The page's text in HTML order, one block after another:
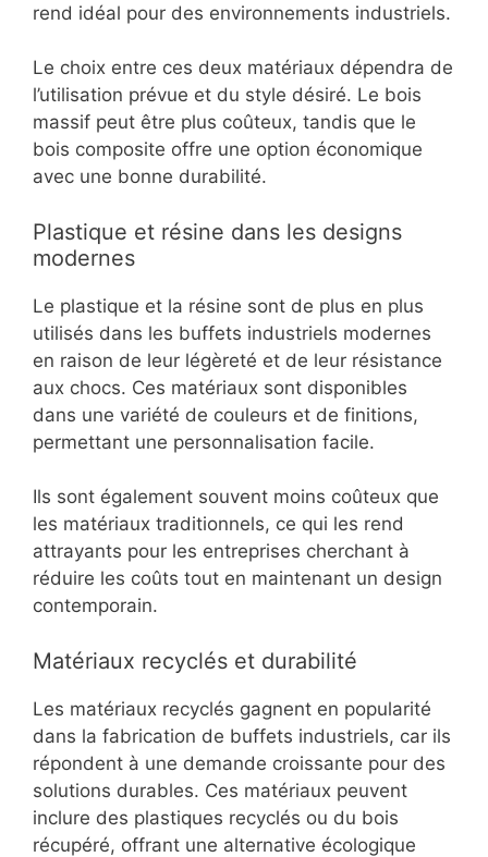
rend idéal pour des environnements industriels.
Le choix entre ces deux matériaux dépendra de
l’utilisation prévue et du style désiré. Le bois
massif peut être plus coûteux, tandis que le
bois composite offre une option économique
avec une bonne durabilité.
Plastique et résine dans les designs
modernes
Le plastique et la résine sont de plus en plus
utilisés dans les buffets industriels modernes
en raison de leur légèreté et de leur résistance
aux chocs. Ces matériaux sont disponibles
dans une variété de couleurs et de finitions,
permettant une personnalisation facile.
Ils sont également souvent moins coûteux que
les matériaux traditionnels, ce qui les rend
attrayants pour les entreprises cherchant à
réduire les coûts tout en maintenant un design
contemporain.
Matériaux recyclés et durabilité
Les matériaux recyclés gagnent en popularité
dans la fabrication de buffets industriels, car ils
répondent à une demande croissante pour des
solutions durables. Ces matériaux peuvent
inclure des plastiques recyclés ou du bois
récupéré, offrant une alternative écologique